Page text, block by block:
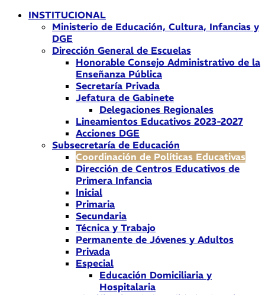
INSTITUCIONAL
Ministerio de Educación, Cultura, Infancias y
DGE
Dirección General de Escuelas
Honorable Consejo Administrativo de la
Enseñanza Pública
Secretaría Privada
Jefatura de Gabinete
Delegaciones Regionales
Lineamientos Educativos 2023-2027
Acciones DGE
Subsecretaría de Educación
Coordinación de Políticas Educativas
Dirección de Centros Educativos de
Primera Infancia
Inicial
Primaria
Secundaria
Técnica y Trabajo
Permanente de Jóvenes y Adultos
Privada
Especial
Educación Domiciliaria y
Hospitalaria